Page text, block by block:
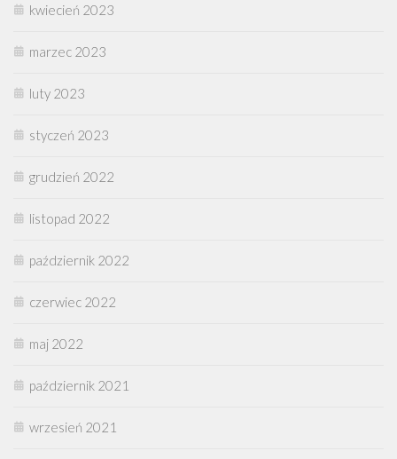
kwiecień 2023
marzec 2023
luty 2023
styczeń 2023
grudzień 2022
listopad 2022
październik 2022
czerwiec 2022
maj 2022
październik 2021
wrzesień 2021